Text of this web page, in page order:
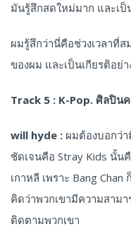
มันรู้สึกสดใหม่มาก และเป็
ผมรู้สึกว่านี่คือช่วงเวลาที่
ของผม และเป็นเกียรติอย่
Track 5 : K-Pop. ศิลปิน
will hyde : ผมต้องบอกว่
ชัดเจนคือ Stray Kids นั้
เกาหลี เพราะ Bang
คิดว่าพวกเขามีความสาม
ติดตามพวกเขา